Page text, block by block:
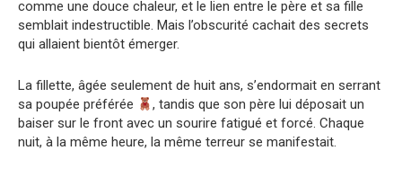
comme une douce chaleur, et le lien entre le père et sa fille
semblait indestructible. Mais l’obscurité cachait des secrets
qui allaient bientôt émerger.
La fillette, âgée seulement de huit ans, s’endormait en serrant
sa poupée préférée
, tandis que son père lui déposait un
baiser sur le front avec un sourire fatigué et forcé. Chaque
nuit, à la même heure, la même terreur se manifestait.